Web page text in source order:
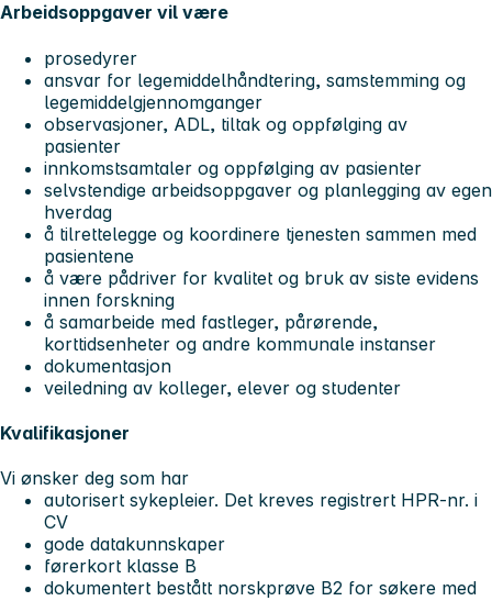
Arbeidsoppgaver vil være
prosedyrer
ansvar for legemiddelhåndtering, samstemming og
legemiddelgjennomganger
observasjoner, ADL, tiltak og oppfølging av
pasienter
innkomstsamtaler og oppfølging av pasienter
selvstendige arbeidsoppgaver og planlegging av egen
hverdag
å tilrettelegge og koordinere tjenesten sammen med
pasientene
å være pådriver for kvalitet og bruk av siste evidens
innen forskning
å samarbeide med fastleger, pårørende,
korttidsenheter og andre kommunale instanser
dokumentasjon
veiledning av kolleger, elever og studenter
Kvalifikasjoner
Vi ønsker deg som har
autorisert sykepleier. Det kreves registrert HPR-nr. i
CV
gode datakunnskaper
førerkort klasse B
dokumentert bestått norskprøve B2 for søkere med